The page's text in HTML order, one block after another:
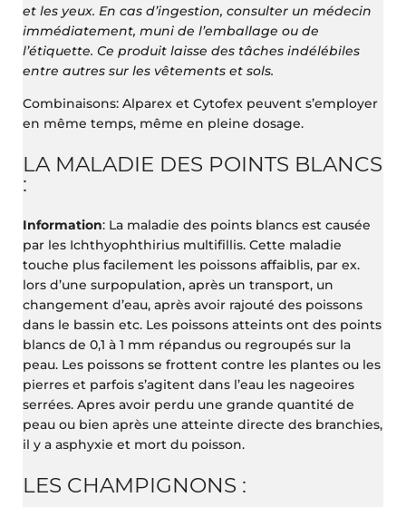
et les yeux. En cas d’ingestion, consulter un médecin
immédiatement, muni de l’emballage ou de
l’étiquette. Ce produit laisse des tâches indélébiles
entre autres sur les vêtements et sols.
Combinaisons: Alparex et Cytofex peuvent s’employer
en même temps, même en pleine dosage.
LA MALADIE DES POINTS BLANCS
:
Information: La maladie des points blancs est causée
par les Ichthyophthirius multifillis. Cette maladie
touche plus facilement les poissons affaiblis, par ex.
lors d’une surpopulation, après un transport, un
changement d’eau, après avoir rajouté des poissons
dans le bassin etc. Les poissons atteints ont des points
blancs de 0,1 à 1 mm répandus ou regroupés sur la
peau. Les poissons se frottent contre les plantes ou les
pierres et parfois s’agitent dans l’eau les nageoires
serrées. Apres avoir perdu une grande quantité de
peau ou bien après une atteinte directe des branchies,
il y a asphyxie et mort du poisson.
LES CHAMPIGNONS :